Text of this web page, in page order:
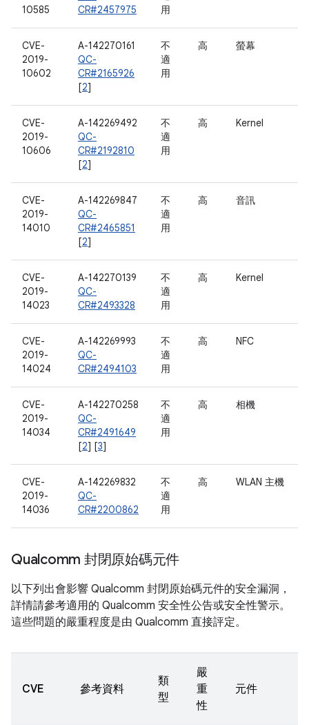
10585
CR#2457975
用
CVE-
2019-
10602
A-142270161
QC-
CR#2165926
[2]
不
適
用
高 螢幕
CVE-
2019-
10606
A-142269492
QC-
CR#2192810
[2]
不
適
用
高 Kernel
CVE-
2019-
14010
A-142269847
QC-
CR#2465851
[2]
不
適
用
高 音訊
CVE-
2019-
14023
A-142270139
QC-
CR#2493328
不
適
用
高 Kernel
CVE-
2019-
14024
A-142269993
QC-
CR#2494103
不
適
用
高 NFC
CVE-
2019-
14034
A-142270258
QC-
CR#2491649
[2] [3]
不
適
用
高 相機
CVE-
2019-
14036
A-142269832
QC-
CR#2200862
不
適
用
高 WLAN 主機
Qualcomm 封閉原始碼元件
以下列出會影響 Qualcomm 封閉原始碼元件的安全漏洞，
詳情請參考適用的 Qualcomm 安全性公告或安全性警示。
這些問題的嚴重程度是由 Qualcomm 直接評定。
CVE 參考資料
類
型
嚴
重
性
元件